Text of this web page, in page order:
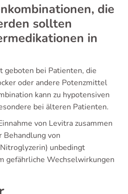
die
sollten
in
geboten bei Patienten, die
oder andere Potenzmittel
kann zu hypotensiven
bei älteren Patienten.
von Levitra zusammen
Behandlung von
unbedingt
gefährliche Wechselwirkungen